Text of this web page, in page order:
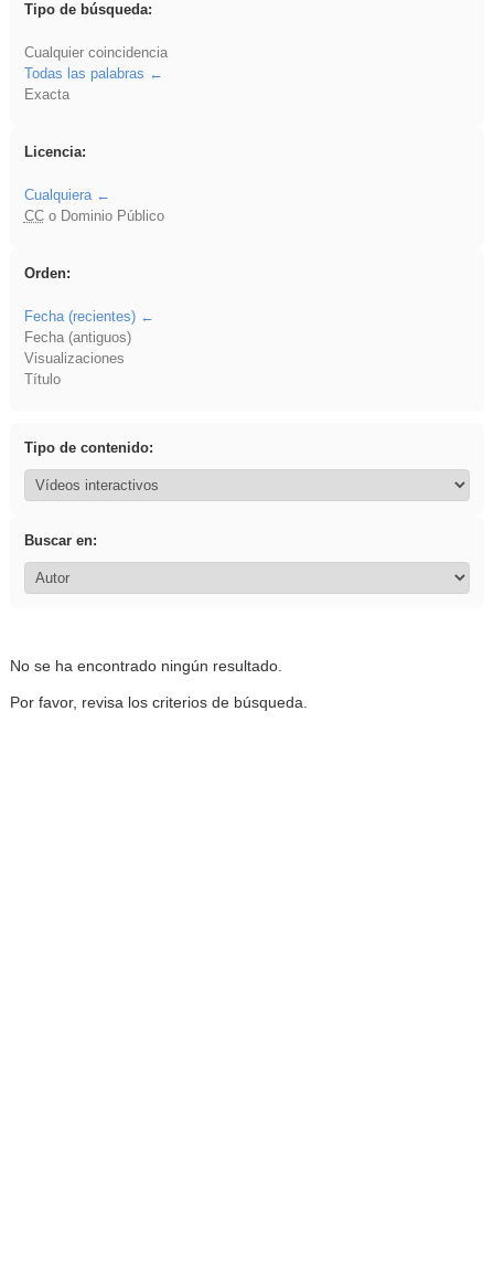
Tipo de búsqueda:
Cualquier coincidencia
Todas las palabras
Exacta
Licencia:
Cualquiera
CCo Dominio Público
Orden:
Fecha (recientes)
Fecha (antiguos)
Visualizaciones
Título
Tipo de contenido:
Buscar en:
No se ha encontrado ningún resultado.
Por favor, revisa los criterios de búsqueda.